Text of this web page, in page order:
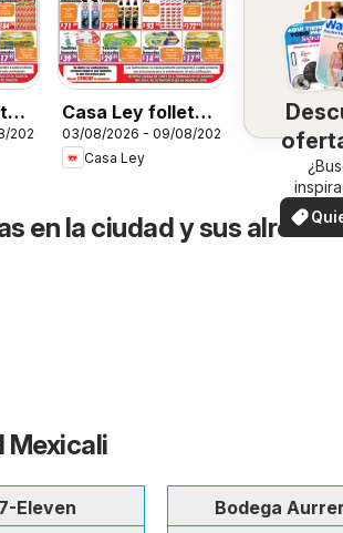
Casa Ley folleto
Nogales
03/08/2026 - 09/08/2026
Casa Ley
su
¡Mira
ver
en la ciudad y sus
Mexicali
7-Eleven
Bodega